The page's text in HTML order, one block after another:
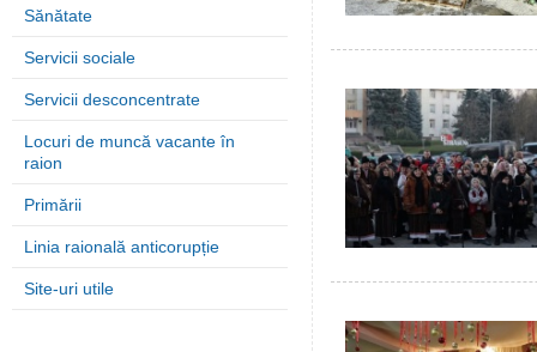
Sănătate
Servicii sociale
Servicii desconcentrate
Locuri de muncă vacante în
raion
Primării
Linia raională anticorupție
Site-uri utile